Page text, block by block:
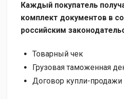
Каждый покупатель
комплект документов в
российским
Товарный чек
Грузовая таможенная
Договор купли-продажи